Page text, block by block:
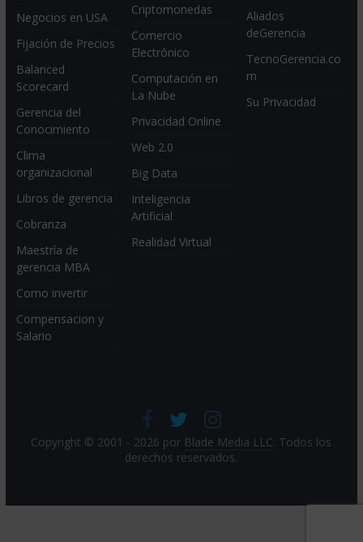
Negocios en USA
Fijación de Precios
Balanced
Scorecard
Gerencia del
Conocimiento
Clima
organizacional
Libros de gerencia
Cobranza
Maestría de
gerencia MBA
Como invertir
Compensacion y
Salario
Criptomonedas
Comercio
Electrónico
Computación en
La Nube
Privacidad Online
Web 2.0
Big Data
Inteligencia
Artificial
Realidad Virtual
Aliados
deGerencia
TecnoGerencia.co
m
Su Privacidad
Copyright © 2001 - 2026 por Blade Media LLC. Todos los
derechos reservados.